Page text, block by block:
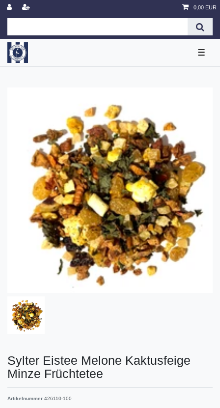
0,00 EUR
☰
Sylter Eistee Melone Kaktusfeige
Minze Früchtetee
Artikelnummer 426110-100